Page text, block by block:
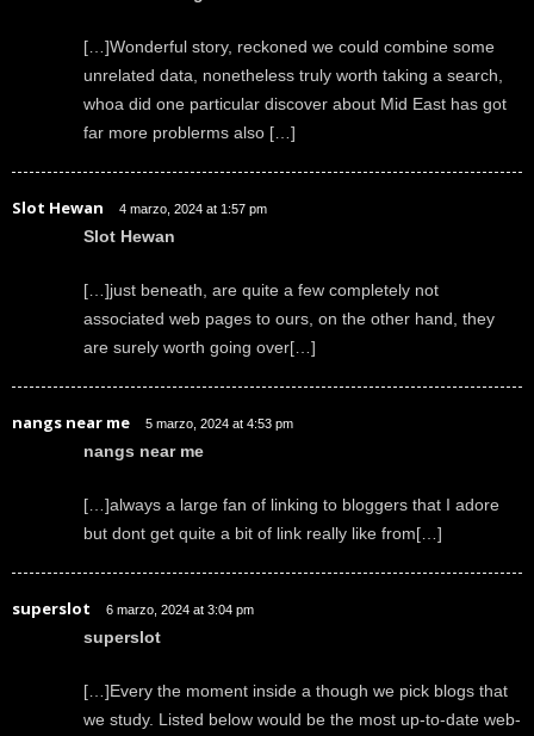
[…]Wonderful story, reckoned we could combine some
unrelated data, nonetheless truly worth taking a search,
whoa did one particular discover about Mid East has got
far more problerms also […]
Slot Hewan 4 marzo, 2024 at 1:57 pm
Slot Hewan
[…]just beneath, are quite a few completely not
associated web pages to ours, on the other hand, they
are surely worth going over[…]
nangs near me 5 marzo, 2024 at 4:53 pm
nangs near me
[…]always a large fan of linking to bloggers that I adore
but dont get quite a bit of link really like from[…]
superslot 6 marzo, 2024 at 3:04 pm
superslot
[…]Every the moment inside a though we pick blogs that
we study. Listed below would be the most up-to-date web-